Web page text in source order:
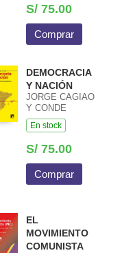
S/ 75.00
Comprar
DEMOCRACIA
Y NACIÓN
JORGE CAGIAO
Y CONDE
En stock
S/ 75.00
Comprar
EL
MOVIMIENTO
COMUNISTA